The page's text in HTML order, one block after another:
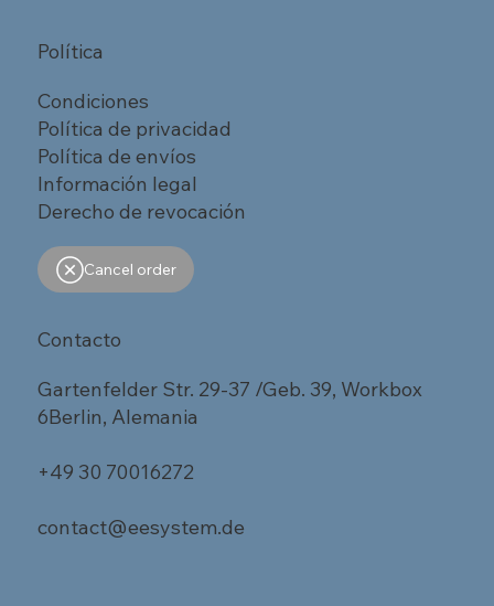
Política
Condiciones
Política de privacidad
Política de envíos
Información legal
Derecho de revocación
Cancel order
Contacto
Gartenfelder Str. 29-37 /Geb. 39, Workbox
6Berlin, Alemania
+49 30 70016272
contact@eesystem.de